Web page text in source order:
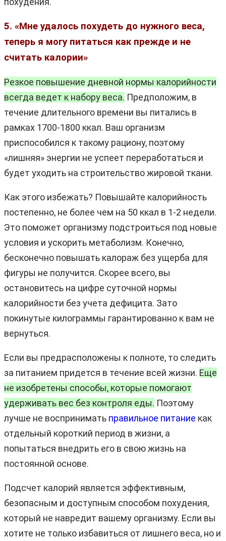
5. «Мне удалось похудеть до нужного веса,
теперь я могу питаться как прежде и не
считать калории»
Резкое повышение дневной нормы калорийности
всегда ведет к набору веса. Предположим, в
течение длительного времени вы питались в
рамках 1700-1800 ккал. Ваш организм
приспособился к такому рациону, поэтому
«лишняя» энергии не успеет переработаться и
будет уходить на строительство жировой ткани.
Как этого избежать? Повышайте калорийность
постепенно, не более чем на 50 ккал в 1-2 недели.
Это поможет организму подстроиться под новые
условия и ускорить метаболизм. Конечно,
бесконечно повышать калораж без ущерба для
фигуры не получится. Скорее всего, вы
остановитесь на цифре суточной нормы
калорийности без учета дефицита. Зато
покинутые килограммы гарантированно к вам не
вернуться.
Если вы предрасположены к полноте, то следить
за питанием придется в течение всей жизни. Еще
не изобретены способы, которые помогают
удерживать вес без контроля еды. Поэтому
лучше не воспринимать правильное питание как
отдельный короткий период в жизни, а
попытаться внедрить его в свою жизнь на
постоянной основе.
Подсчет калорий является эффективным,
безопасным и доступным способом похудения,
который не навредит вашему организму. Если вы
хотите не только избавиться от лишнего веса, но и